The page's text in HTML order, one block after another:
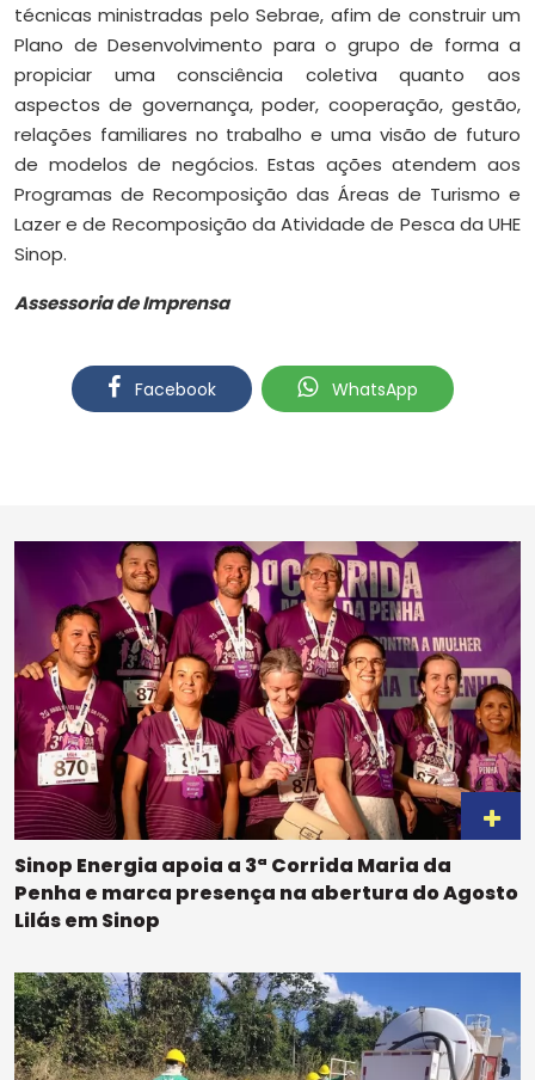
técnicas ministradas pelo Sebrae, afim de construir um
Plano de Desenvolvimento para o grupo de forma a
propiciar uma consciência coletiva quanto aos
aspectos de governança, poder, cooperação, gestão,
relações familiares no trabalho e uma visão de futuro
de modelos de negócios. Estas ações atendem aos
Programas de Recomposição das Áreas de Turismo e
Lazer e de Recomposição da Atividade de Pesca da UHE
Sinop.
Assessoria de Imprensa
Facebook WhatsApp
Sinop Energia apoia a 3ª Corrida Maria da
Penha e marca presença na abertura do Agosto
Lilás em Sinop